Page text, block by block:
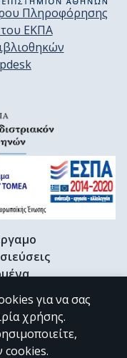
Πληροφόρησης
ΕΚΠΑ
βιβλιογραφία
για να σας
χρήσης.
cookies.